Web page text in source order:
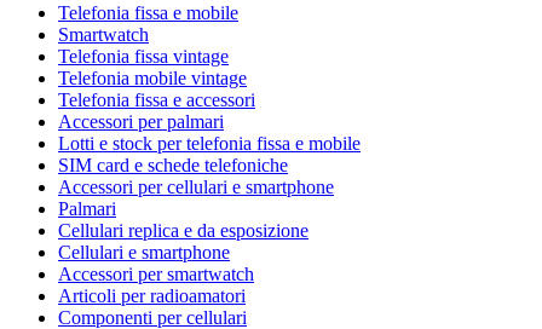
Telefonia fissa e mobile
Smartwatch
Telefonia fissa vintage
Telefonia mobile vintage
Telefonia fissa e accessori
Accessori per palmari
Lotti e stock per telefonia fissa e mobile
SIM card e schede telefoniche
Accessori per cellulari e smartphone
Palmari
Cellulari replica e da esposizione
Cellulari e smartphone
Accessori per smartwatch
Articoli per radioamatori
Componenti per cellulari